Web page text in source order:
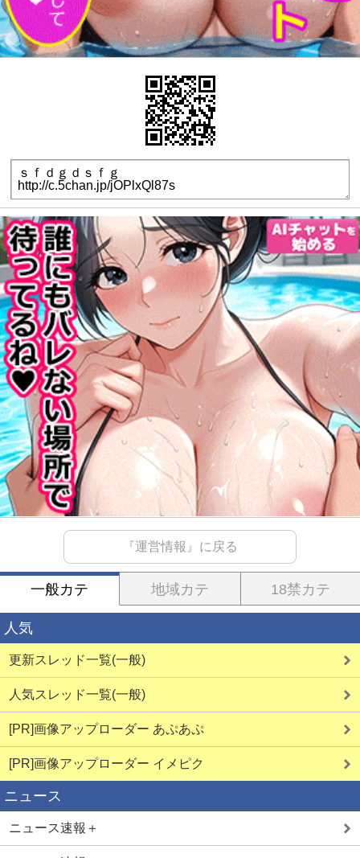
『運営情報』に戻る
一般カテ 地域カテ 18禁カテ
人気
更新スレッド一覧(一般)
人気スレッド一覧(一般)
[PR]画像アップローダー あぷあぷ
[PR]画像アップローダー イメピク
ニュース
ニュース速報＋